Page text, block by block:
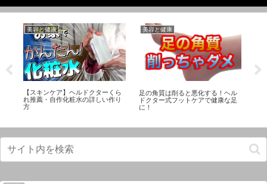
美容と健康
【スキンケア】ヘルドクターくら
れ推薦・自作化粧水の詳しい作り
方
美容と健康
足の角質は削ると悪化する！ヘル
ドクター式フットケアで健康な足
に！